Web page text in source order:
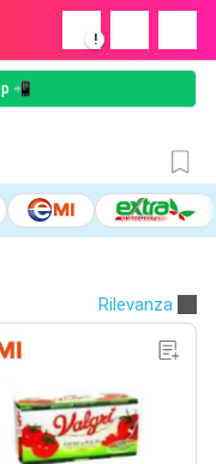
!
📲
Rilevanza